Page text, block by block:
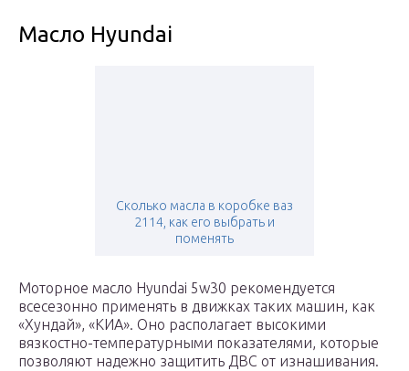
Масло Hyundai
Сколько масла в коробке ваз
2114, как его выбрать и
поменять
Моторное масло Hyundai 5w30 рекомендуется
всесезонно применять в движках таких машин, как
«Хундай», «КИА». Оно располагает высокими
вязкостно-температурными показателями, которые
позволяют надежно защитить ДВС от изнашивания.